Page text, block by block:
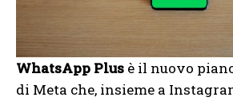
WhatsApp Plus è il nuovo
di Meta che, insieme a